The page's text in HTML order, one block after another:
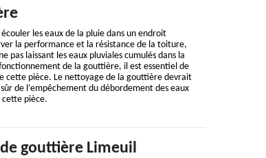
les eaux de la pluie dans un endroit
la performance et la résistance de la toiture,
pas laissant les eaux pluviales cumulés dans la
de la gouttière, il est essentiel de
cette pièce. Le nettoyage de la gouttière devrait
de l’empêchement du débordement des eaux
cette pièce.
gouttière Limeuil